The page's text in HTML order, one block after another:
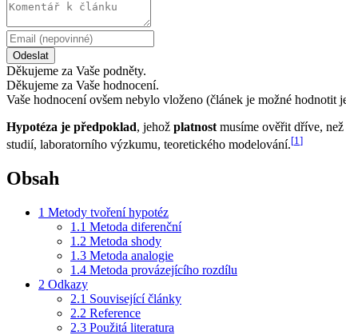
Odeslat
Děkujeme za Vaše podněty.
Děkujeme za Vaše hodnocení.
Vaše hodnocení ovšem nebylo vloženo (článek je možné hodnotit
Hypotéza je předpoklad, jehož platnost musíme ověřit dříve,
studií, laboratorního výzkumu, teoretického modelování.[1 ]
Obsah
1 Metody tvoření hypotéz
1.1 Metoda diferenční
1.2 Metoda shody
1.3 Metoda analogie
1.4 Metoda provázejícího rozdílu
2 Odkazy
2.1 Související články
2.2 Reference
2.3 Použitá literatura